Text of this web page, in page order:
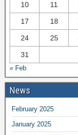
10 11
17 18
24 25
31
« Feb
News
February 2025
January 2025